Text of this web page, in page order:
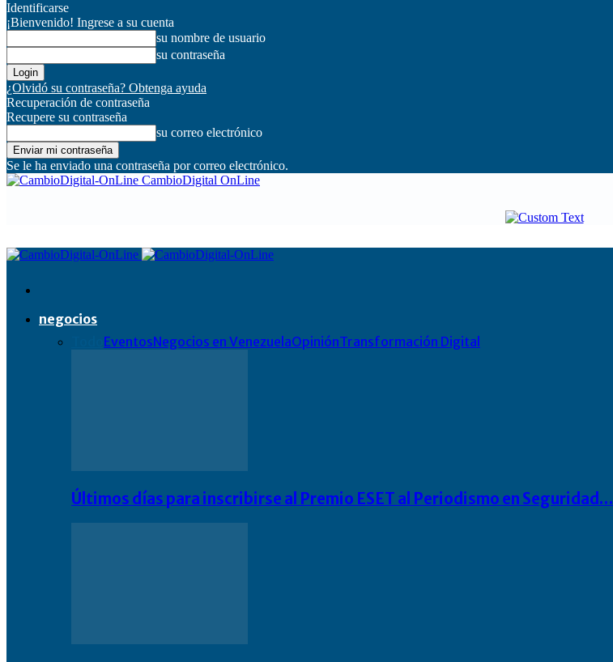
Identificarse
¡Bienvenido! Ingrese a su cuenta
su nombre de usuario
su contraseña
¿Olvidó su contraseña? Obtenga ayuda
Recuperación de contraseña
Recupere su contraseña
su correo electrónico
Se le ha enviado una contraseña por correo electrónico.
CambioDigital OnLine
negocios
EventosNegocios en VenezuelaOpiniónTransformación Digital
Últimos días para inscribirse al Premio ESET al Periodismo en Seguridad…